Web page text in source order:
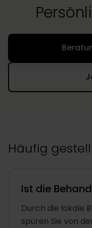
Häufig
Ist die
Durch die lokale
spüren Sie von